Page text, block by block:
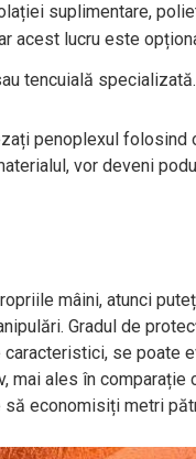
suplimentare,
acest lucru este
tencuială specializată.
penoplexul folosind
vor deveni
mâini, atunci
Gradul de
se poate
ales în comparație
economisiți metri